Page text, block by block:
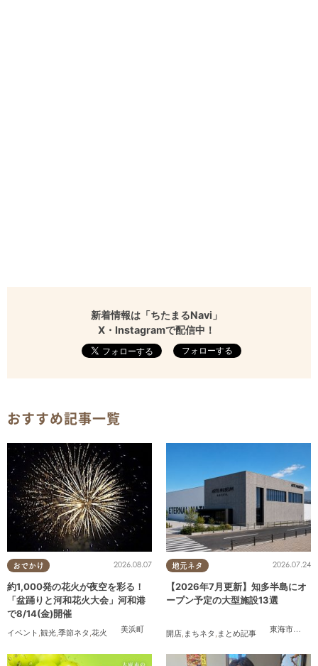
新着情報は「ちたまるNavi」
X・Instagramで配信中！
フォローする
おすすめ記事一覧
おでかけ
美浜町
2026.08.07
約1,000発の花火が夜空を彩る！
「盆踊りと河和花火大会」河和港
で8/14(金)開催
イベント ,観光,季節ネタ ,花火
地元ネタ
東海市
,大府
2026.07.24
【2026年7月更新】知多半島にオ
ープン予定の大型施設13選
開店, まちネタ , まとめ記事